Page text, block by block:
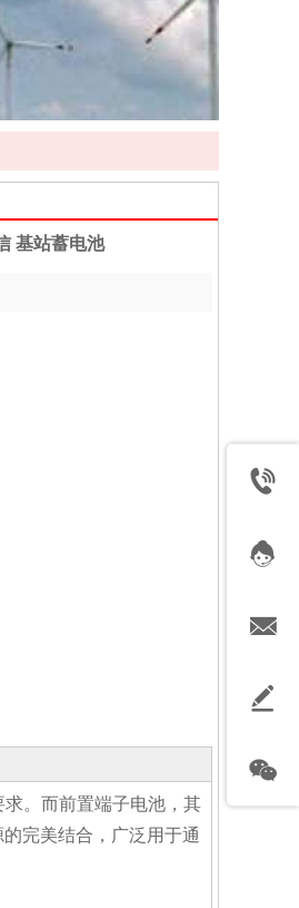
基站蓄电池
。而前置端子电池，其
完美结合，广泛用于通